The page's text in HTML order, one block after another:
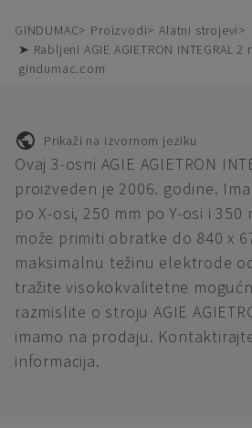
GINDUMAC Proizvodi
Alatni strojevi
➤ Rabljeni AGIE AGIETRON INTEGRAL
gindumac.com
Prikaži na izvornom jeziku
Ovaj 3-osni AGIE AGIETRON
proizveden je 2006. godine.
po X-osi, 250 mm po Y-osi i 350
može primiti obratke do 840 x
maksimalnu težinu elektrode
tražite visokokvalitetne
razmislite o stroju AGIE
imamo na prodaju.
informacija.